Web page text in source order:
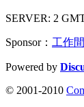
SERVER: 2
Sponsor： 工作間
Powered by
© 2001-2010